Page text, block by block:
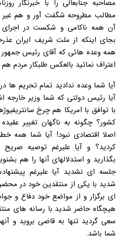
مصاحبه جنابعالی را با خبرنگار
مطالب مطروحه شگفت آور و هم غیر
آن همه ناکامی و شکست در
بجای اینکه از ملت شریف ایران
همه وعده هائی که آقای رئیس جمهور
اعتراف نمائید بالعکس طلبکار مردم
آیا شما وعده ندادید تمام تحریم ها
آیا رئیس دولتی که شما وزیر خارجه
با توافق با امریکا هم چرخ
کشور؟ چگونه به ناگهان تغییر
اصلا اقتصادی نبود! آیا شما همه
کردید؟ و آیا علیرغم توصیه
بگذارید و استدلالهای آنها را هم
جلسه ای نشدید آیا علیرغم
شدید با یکی از منتقدین خود در
ای برگزار و از مواضع خود دفاع و
هیچگاه حاضر شدید با رسانه های
سعی گردید تنها به قاضی بروید و
شما باشد.